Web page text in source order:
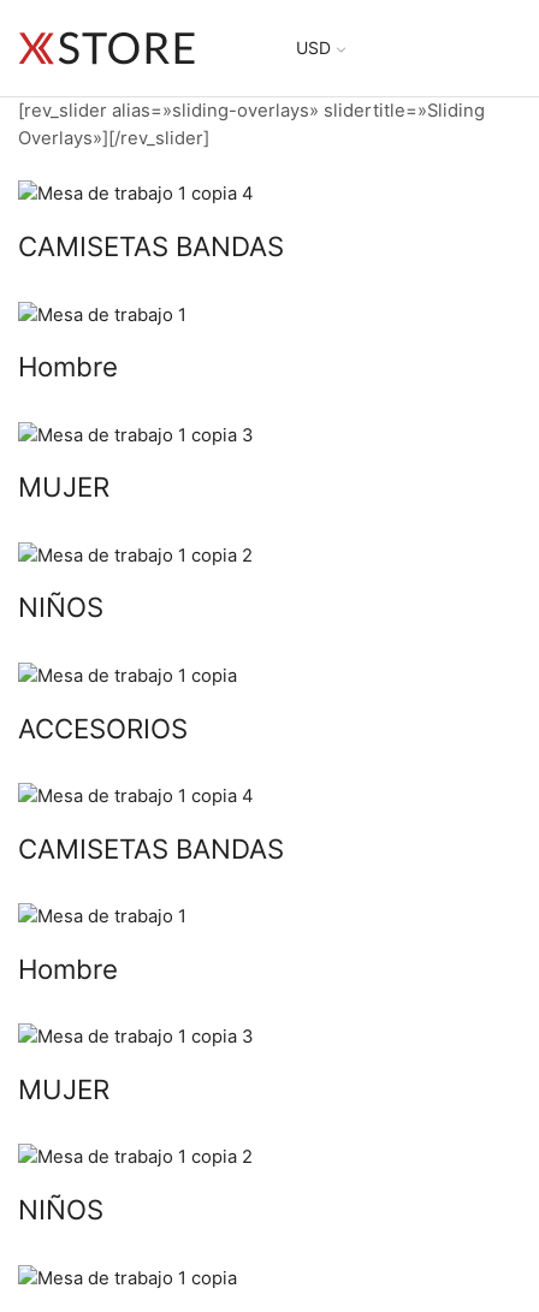
USD
[rev_slider alias=»sliding-overlays» slidertitle=»Sliding
Overlays»][/rev_slider]
CAMISETAS BANDAS
Hombre
MUJER
NIÑOS
ACCESORIOS
CAMISETAS BANDAS
Hombre
MUJER
NIÑOS